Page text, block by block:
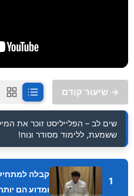
→ שיעור קודם
שים לב – הפלייליסט זוכר את
ששמעת, ללימוד מסודר ונוח!
1
קבלה
ומדוע הם